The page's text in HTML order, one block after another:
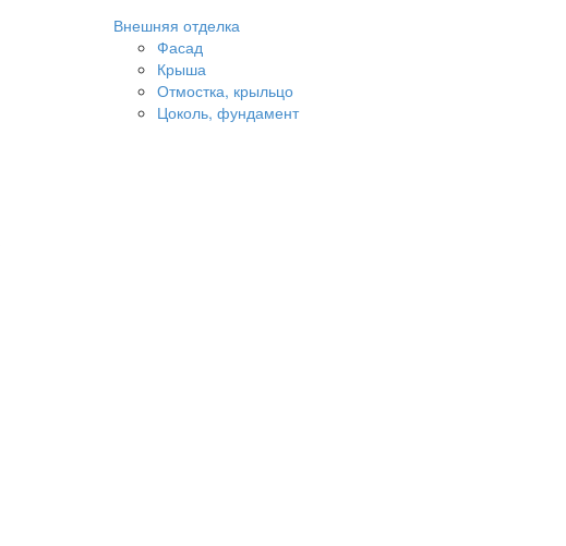
Внешняя отделка
Фасад
Крыша
Отмостка, крыльцо
Цоколь, фундамент